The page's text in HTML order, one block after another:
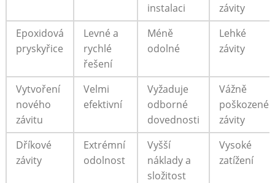
instalaci
závity
Epoxidová
pryskyřice
Levné a
rychlé
řešení
Méně
odolné
Lehké
závity
Vytvoření
nového
závitu
Velmi
efektivní
Vyžaduje
odborné
dovednosti
Vážně
poškozené
závity
Dříkové
závity
Extrémní
odolnost
Vyšší
náklady a
složitost
Vysoké
zatížení